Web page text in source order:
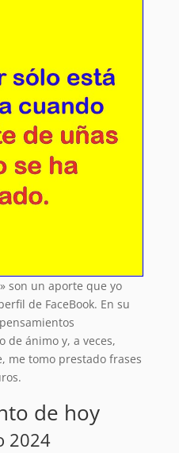
son un aporte que yo
de FaceBook. En su
de ánimo y, a veces,
me tomo prestado frases
de hoy
2024